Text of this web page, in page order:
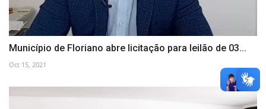
Município de Floriano abre licitação para leilão de 03...
Oct 15, 2021